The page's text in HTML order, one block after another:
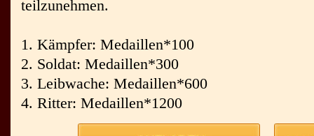
teilzunehmen.
1. Kämpfer: Medaillen*100
2. Soldat: Medaillen*300
3. Leibwache: Medaillen*600
4. Ritter: Medaillen*1200